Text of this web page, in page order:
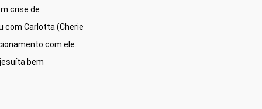
crise de
com Carlotta (Cherie
com ele.
bem